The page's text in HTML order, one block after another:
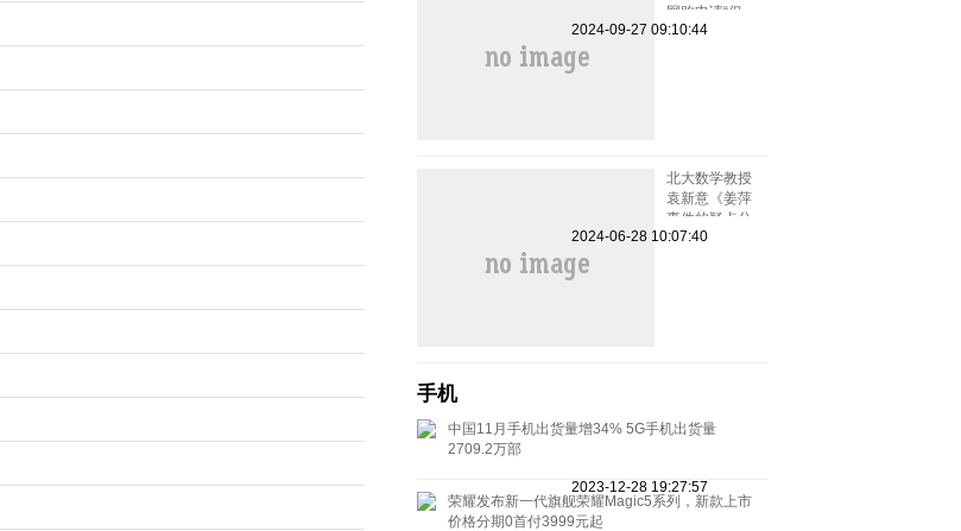
网购申请“仅
退款”被拒骂
2024-09-27 09:10:44
北大数学教授
袁新意《姜萍
事件的疑点分
析》点评姜萍
2024-06-28 10:07:40
手机
中国11月手机出货量增34% 5G手机出货量
2709.2万部
2023-12-28 19:27:57
荣耀发布新一代旗舰荣耀Magic5系列，新款上市
价格分期0首付3999元起